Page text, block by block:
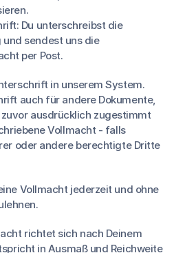
Du unterschreibst die
sendest uns die
per Post.
in unserem System.
auch für andere Dokumente,
ausdrücklich zugestimmt
Vollmacht - falls
oder andere berechtigte Dritte
Vollmacht jederzeit und ohne
richtet sich nach Deinem
in Ausmaß und Reichweite